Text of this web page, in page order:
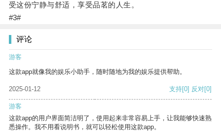
受这份宁静与舒适，享受品茗的人生。
#3#
评论
游客
这款app就像我的娱乐小助手，随时随地为我的娱乐提供帮助。
2025-01-12 支持[0] 反对[0]
游客
这款app的用户界面简洁明了，使用起来非常容易上手，让我能够快速熟
悉操作。我不用看说明书，就可以轻松使用这款app。